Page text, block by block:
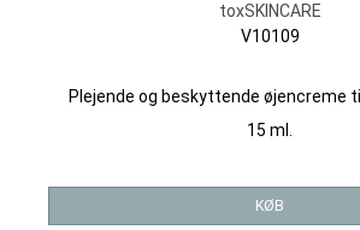
toxSKINCARE
V10109
Plejende og beskyttende øjencreme
15 ml.
KØB